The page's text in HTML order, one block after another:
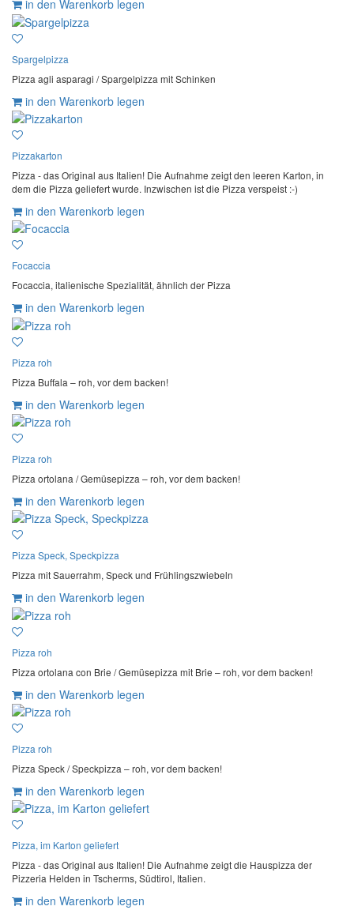
in den Warenkorb legen
Spargelpizza
Pizza agli asparagi / Spargelpizza mit Schinken
in den Warenkorb legen
Pizzakarton
Pizza - das Original aus Italien! Die Aufnahme zeigt den leeren Karton, in
dem die Pizza geliefert wurde. Inzwischen ist die Pizza verspeist :-)
in den Warenkorb legen
Focaccia
Focaccia, italienische Spezialität, ähnlich der Pizza
in den Warenkorb legen
Pizza roh
Pizza Buffala – roh, vor dem backen!
in den Warenkorb legen
Pizza roh
Pizza ortolana / Gemüsepizza – roh, vor dem backen!
in den Warenkorb legen
Pizza Speck, Speckpizza
Pizza mit Sauerrahm, Speck und Frühlingszwiebeln
in den Warenkorb legen
Pizza roh
Pizza ortolana con Brie / Gemüsepizza mit Brie – roh, vor dem backen!
in den Warenkorb legen
Pizza roh
Pizza Speck / Speckpizza – roh, vor dem backen!
in den Warenkorb legen
Pizza, im Karton geliefert
Pizza - das Original aus Italien! Die Aufnahme zeigt die Hauspizza der
Pizzeria Helden in Tscherms, Südtirol, Italien.
in den Warenkorb legen